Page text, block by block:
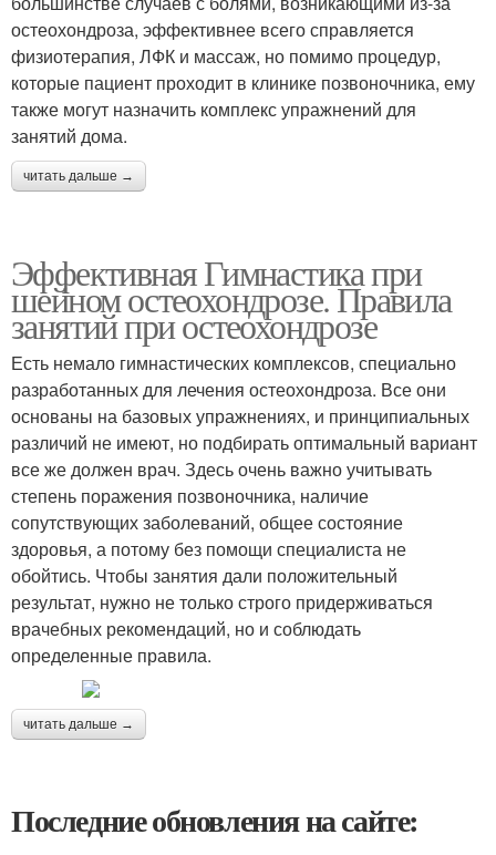
остеохондроза, эффективнее всего справляется
физиотерапия, ЛФК и массаж, но помимо процедур,
которые пациент проходит в клинике позвоночника, ему
также могут назначить комплекс упражнений для
занятий дома.
читать дальше →
Эффективная Гимнастика при
шейном остеохондрозе. Правила
занятий при остеохондрозе
Есть немало гимнастических комплексов, специально
разработанных для лечения остеохондроза. Все они
основаны на базовых упражнениях, и принципиальных
различий не имеют, но подбирать оптимальный вариант
все же должен врач. Здесь очень важно учитывать
степень поражения позвоночника, наличие
сопутствующих заболеваний, общее состояние
здоровья, а потому без помощи специалиста не
обойтись. Чтобы занятия дали положительный
результат, нужно не только строго придерживаться
врачебных рекомендаций, но и соблюдать
определенные правила.
читать дальше →
Последние обновления на сайте: